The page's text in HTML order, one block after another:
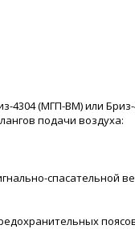
4304 (МГП-ВМ) или
подачи воздуха:
спасательной